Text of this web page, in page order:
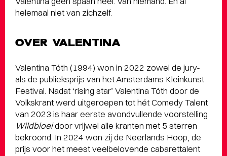
helemaal niet van zichzelf.
OVER VALENTINA
Valentina Tóth (1994) won in 2022 zowel de jury-
als de publieksprijs van het Amsterdams Kleinkunst
Festival. Nadat ‘rising star’ Valentina Tóth door de
Volkskrant werd uitgeroepen tot hét Comedy Talent
van 2023 is haar eerste avondvullende voorstelling
Wildbloeidoor vrijwel alle kranten met 5 sterren
bekroond. In 2024 won zij de Neerlands Hoop, de
prijs voor het meest veelbelovende cabarettalent